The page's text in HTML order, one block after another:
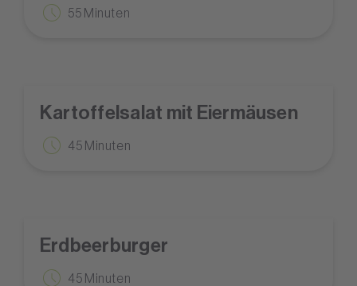
55 Minuten
Kartoffelsalat mit Eiermäusen
45 Minuten
Erdbeerburger
45 Minuten